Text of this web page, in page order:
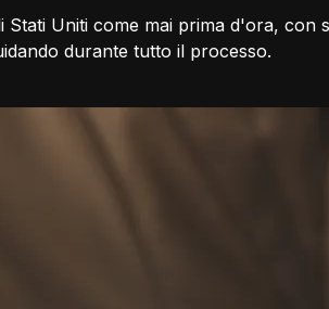
Uniti come mai prima d'ora,
durante tutto il processo.